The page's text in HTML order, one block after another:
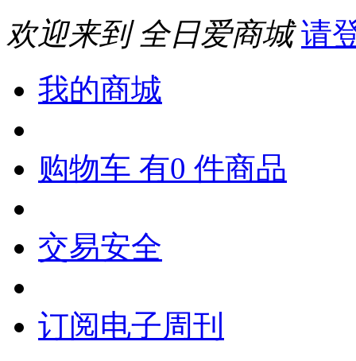
欢迎来到 全日爱商城 请
我的商城
购物车 有0 件商品
交易安全
订阅电子周刊